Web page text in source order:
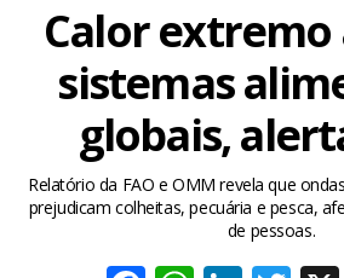
Calor extremo
sistemas
globais,
Relatório da FAO e OMM revela que
prejudicam colheitas, pecuária e pesca,
de pessoas.